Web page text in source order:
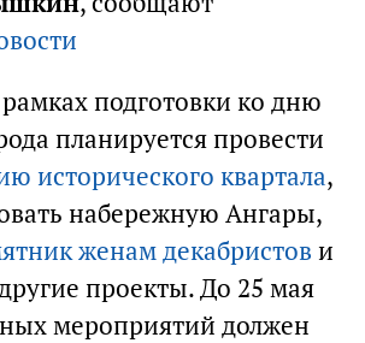
подготовки ко дню
планируется провести
исторического квартала,
набережную Ангары,
женам декабристов и
проекты. До 25 мая
мероприятий должен